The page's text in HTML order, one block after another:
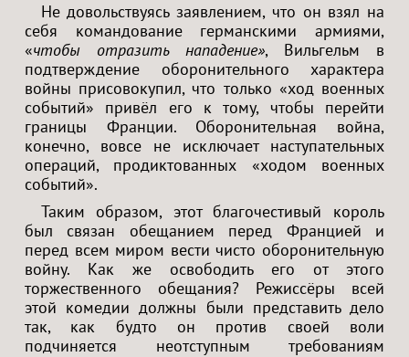
Не довольствуясь заявлением, что он взял на
себя командование германскими армиями,
«чтобы отразить нападение», Вильгельм в
подтверждение оборонительного характера
войны присовокупил, что только «ход военных
событий» привёл его к тому, чтобы перейти
границы Франции. Оборонительная война,
конечно, вовсе не исключает наступательных
операций, продиктованных «ходом военных
событий».
Таким образом, этот благочестивый король
был связан обещанием перед Францией и
перед всем миром вести чисто оборонительную
войну. Как же освободить его от этого
торжественного обещания? Режиссёры всей
этой комедии должны были представить дело
так, как будто он против своей воли
подчиняется неотступным требованиям